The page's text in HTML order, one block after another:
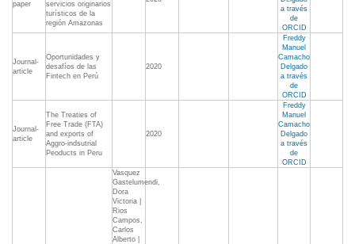
paper
servicios originarios
turísticos de la
región Amazonas
a través
de
ORCID
Journal-
article
Oportunidades y
desafíos de las
Fintech en Perú
2020
Freddy
Manuel
Camacho
Delgado
a través
de
ORCID
Journal-
article
The Treaties of
Free Trade (FTA)
and exports of
Aggro-indsutrial
Peoducts in Peru
2020
Freddy
Manuel
Camacho
Delgado
a través
de
ORCID
Vasquez
Gastelumendi,
Dora
Victoria |
Rios
Campos,
Carlos
Alberto |